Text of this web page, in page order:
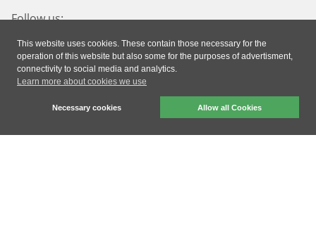
This website uses cookies. These contain those necessary for the
operation of this website but also some for the purposes of advertisment,
connectivity to social media and analytics.
Learn more about cookies we use
Necessary cookies Allow all Cookies
Follow us:
Facebook
Instagram
XingLinkedIn
Imprint | Privacy |